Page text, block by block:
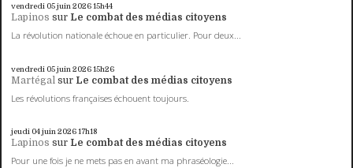
vendredi 05juin 202615h44
Lapinos sur Le combat des médias citoyens
La révolution nationale échoue en particulier. Pour deux...
vendredi 05juin 202615h26
Martégal sur Le combat des médias citoyens
Les révolutions françaises échouent toujours.
jeudi 04juin 202617h18
Lapinos sur Le combat des médias citoyens
Pour une fois je ne mets pas en avant ma phraséologie...